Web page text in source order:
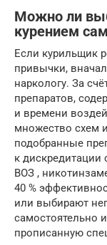
Можно ли
курением
Если курильщик
привычки,
наркологу. За
препаратов,
и времени
множество схем
подобранные
к
ВОЗ ,
40 %
или выбирают
самостоятельно
прописанную